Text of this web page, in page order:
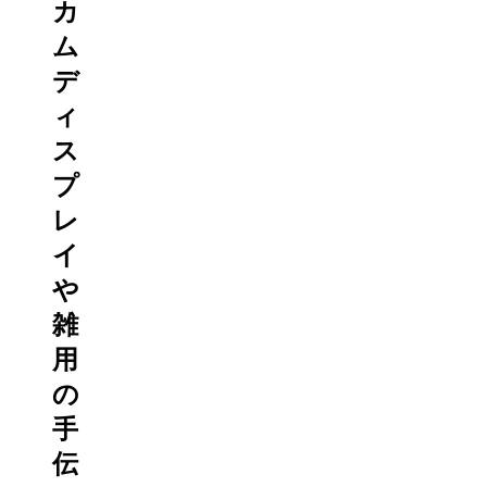
カ
ム
デ
ィ
ス
プ
レ
イ
や
雑
用
の
手
伝